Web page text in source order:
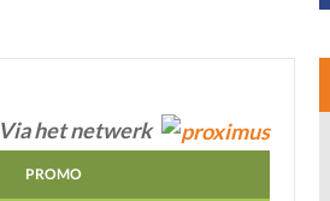
Via het netwerk
PROMO